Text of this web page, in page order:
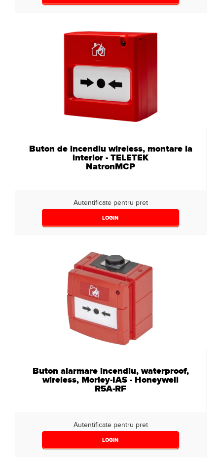
Buton de incendiu wireless, montare la
interior - TELETEK
NatronMCP
Autentificate pentru pret
LOGIN
Buton alarmare incendiu, waterproof,
wireless, Morley-IAS - Honeywell
R5A-RF
Autentificate pentru pret
LOGIN